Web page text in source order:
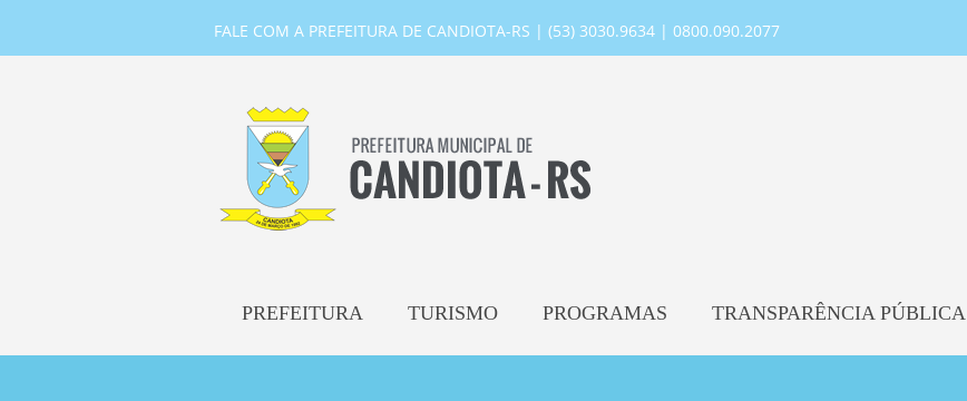
FALE COM A PREFEITURA DE CANDIOTA-RS | (53) 3030.9634 | 0800.090.2077
PREFEITURA TURISMO PROGRAMAS TRANSPARÊNCIA PÚBLICA